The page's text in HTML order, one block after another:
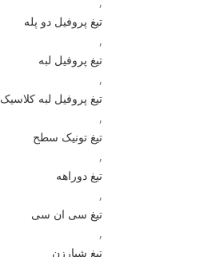
تیغ پروفیل دو پله
,
تیغ پروفیل لبه
,
تیغ پروفیل لبه کلاسیک
,
تیغ تونیک سطح
,
تیغ دوراهه
,
تیغ سی ان سی
,
تیغ شیارزن